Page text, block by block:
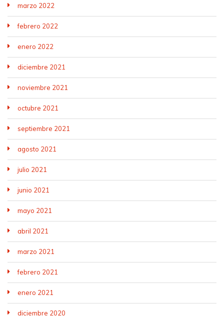
marzo 2022
febrero 2022
enero 2022
diciembre 2021
noviembre 2021
octubre 2021
septiembre 2021
agosto 2021
julio 2021
junio 2021
mayo 2021
abril 2021
marzo 2021
febrero 2021
enero 2021
diciembre 2020